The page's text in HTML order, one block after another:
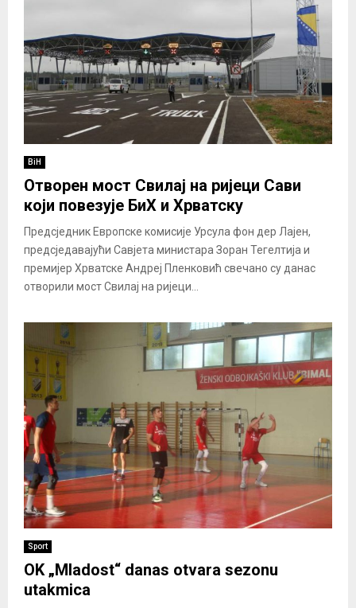
BiH
Отворен мост Свилај на ријеци Сави
који повезује БиХ и Хрватску
Предсједник Европске комисије Урсула фон дер Лајен,
предсједавајући Савјета министара Зоран Тегелтија и
премијер Хрватске Андреј Пленковић свечано су данас
отворили мост Свилај на ријеци...
Sport
OK „Mladost“ danas otvara sezonu
utakmica